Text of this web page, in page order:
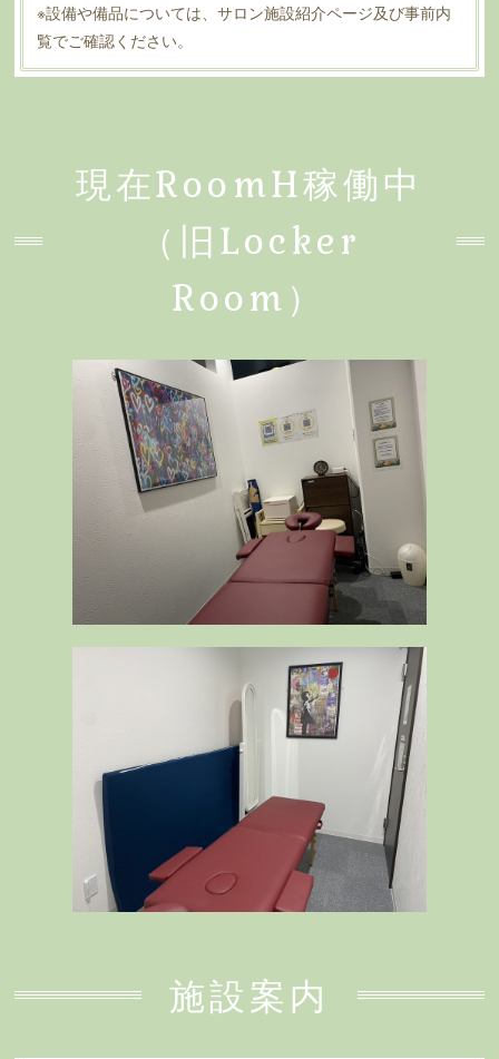
※設備や備品については、サロン施設紹介ページ及び事前内
覧でご確認ください。
現在RoomH稼働中
（旧Locker
Room）
施設案内